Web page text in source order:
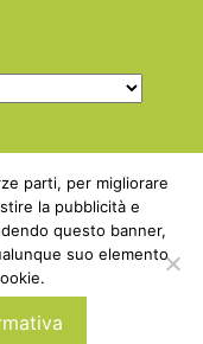
·
parti, per migliorare
la pubblicità e
questo banner,
suo elemento